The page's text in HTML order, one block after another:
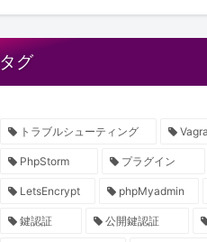
タグ
トラブルシューティング
PhpStorm プラグイン
LetsEncrypt phpMyadmin
鍵認証 公開鍵認証